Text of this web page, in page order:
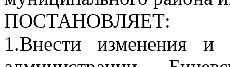
ПОСТАНОВЛЯЕТ:
1.Внести изменения и